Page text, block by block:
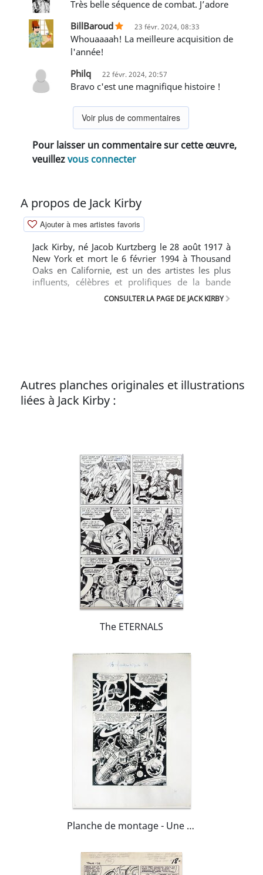
Très belle séquence de combat. J’adore
BillBaroud
23 févr. 2024, 08:33
Whouaaaah! La meilleure acquisition de
l'année!
Philq
22 févr. 2024, 20:57
bravo c'est une magnifique histoire !
Voir plus de commentaires
Pour laisser un commentaire sur cette œuvre,
veuillezvous connecter
A propos de Jack Kirby
Ajouter à mes artistes favoris
Jack Kirby, né Jacob Kurtzberg le 28 août 1917 à
New York et mort le 6 février 1994 à Thousand
Oaks en Californie, est un des artistes les plus
influents, célèbres et prolifiques de la bande
dessinée américaine. Surnommé « the King of
Comics » (« le Roi de la bande dessinée »), il est à
CONSULTER LA PAGE DE JACK KIRBY
Autres planches originales et illustrations
liées à Jack Kirby :
The ETERNALS
Planche de montage - Une aventure des Fantastiques- La saga du Surfer d'Argent. Page 30 - LUG 1973